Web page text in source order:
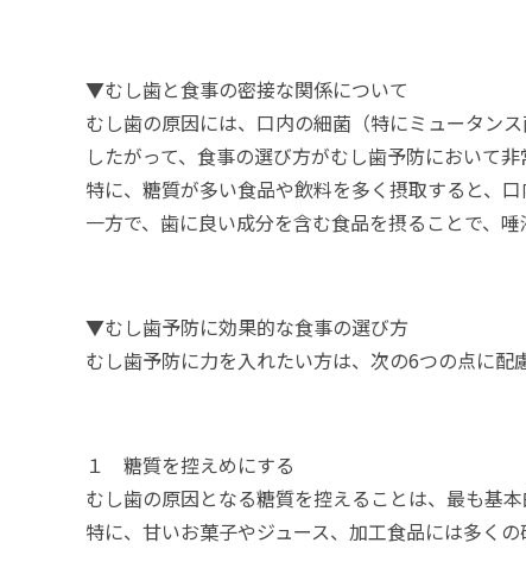
▼むし歯と食事の密接な関係について
むし歯の原因には、口内の細菌（特にミュータン
したがって、食事の選び方がむし歯予防において非
特に、糖質が多い食品や飲料を多く摂取すると、
一方で、歯に良い成分を含む食品を摂ることで、
▼むし歯予防に効果的な食事の選び方
むし歯予防に力を入れたい方は、次の6つの点に配
１ 糖質を控えめにする
むし歯の原因となる糖質を控えることは、最も基本
特に、甘いお菓子やジュース、加工食品には多く